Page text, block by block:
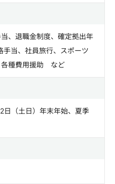
、退職金制度、確定拠出年
当、社員旅行、スポーツ
各種費用援助 など
（土日）年末年始、夏季